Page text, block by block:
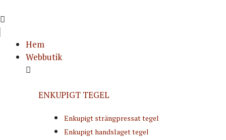
till
innehåll
Hem
Webbutik
ENKUPIGT TEGEL
Enkupigt strängpressat tegel
Enkupigt handslaget tegel